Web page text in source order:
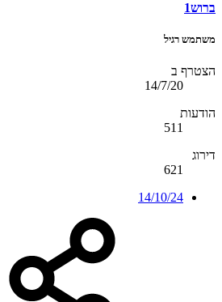
ברוש1
משתמש רגיל
הצטרף ב
14/7/20
הודעות
511
דירוג
621
14/10/24